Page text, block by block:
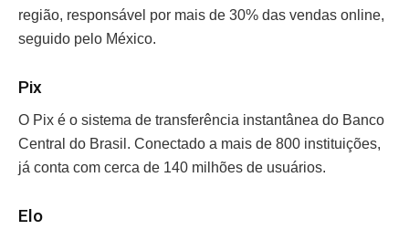
região, responsável por mais de 30% das vendas online,
seguido pelo México.
Pix
O Pix é o sistema de transferência instantânea do Banco
Central do Brasil. Conectado a mais de 800 instituições,
já conta com cerca de 140 milhões de usuários.
Elo